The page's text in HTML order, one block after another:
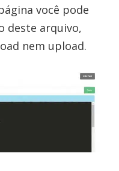
você pode
deste arquivo,
nem upload.